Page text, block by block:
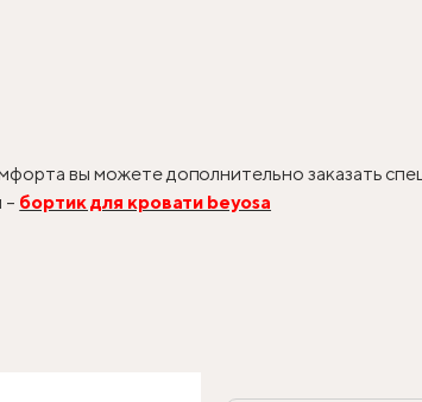
вы можете дополнительно заказать
– бортик для кровати beyosa